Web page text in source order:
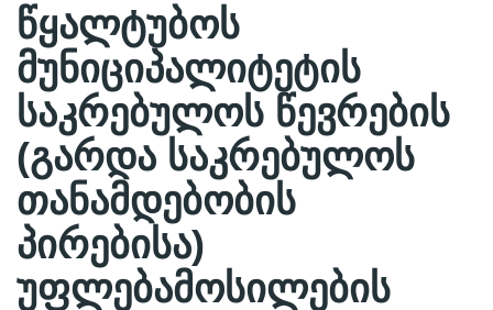
წყალტუბოს
მუნიციპალიტეტის
საკრებულოს წევრების
(გარდა საკრებულოს
თანამდებობის
პირებისა)
უფლებამოსილების